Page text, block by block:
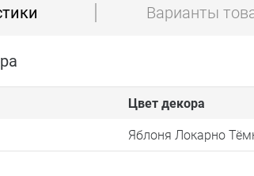
Варианты
Цвет декора
Яблоня Локарно